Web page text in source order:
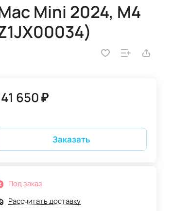
Mini 2024, M4
650 ₽
Заказать
Под заказ
Рассчитать доставку